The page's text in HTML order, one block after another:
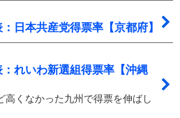
日本共産党得票率【京都府】
れいわ新選組得票率【沖縄
高くなかった九州で得票を伸ばし